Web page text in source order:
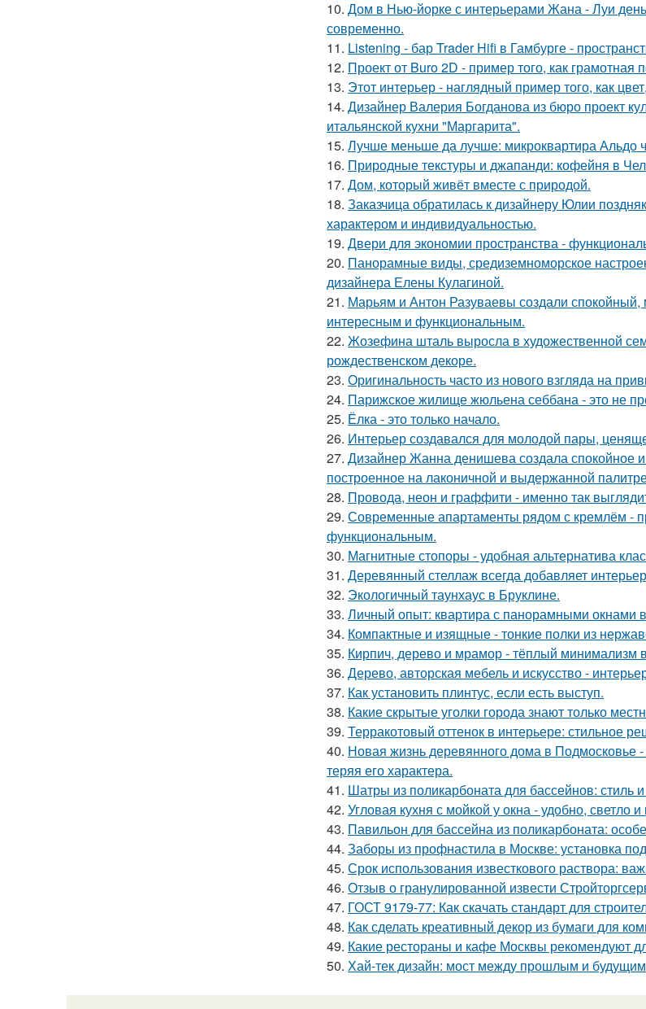
10. Дом в Нью-йорке с интерьерами Жана - Луи
современно.
11. Listening - бар Trader Hifi в Гамбурге -
12. Проект от Buro 2D - пример того, как
13. Этот интерьер - наглядный пример того, как
14. Дизайнер Валерия Богданова из бюро проект
итальянской кухни "Маргарита".
15. Лучше меньше да лучше: микроквартира Альдо
16. Природные текстуры и джапанди: кофейня в
17. Дом, который живёт вместе с природой.
18. Заказчица обратилась к дизайнеру Юлии
характером и индивидуальностью.
19. Двери для экономии пространства -
20. Панорамные виды, средиземноморское
дизайнера Елены Кулагиной.
21. Марьям и Антон Разуваевы создали спокойный,
интересным и функциональным.
22. Жозефина шталь выросла в художественной
рождественском декоре.
23. Оригинальность часто из нового взгляда на
24. Парижское жилище жюльена себбана - это не
25. Ёлка - это только начало.
26. Интерьер создавался для молодой пары,
27. Дизайнер Жанна денишева создала спокойное
построенное на лаконичной и выдержанной
28. Провода, неон и граффити - именно так
29. Современные апартаменты рядом с кремлём -
функциональным.
30. Магнитные стопоры - удобная альтернатива
31. Деревянный стеллаж всегда добавляет
32. Экологичный таунхаус в Бруклине.
33. Личный опыт: квартира с панорамными окнами
34. Компактные и изящные - тонкие полки из
35. Кирпич, дерево и мрамор - тёплый минимализм
36. Дерево, авторская мебель и искусство -
37. Как установить плинтус, если есть выступ.
38. Какие скрытые уголки города знают только
39. Терракотовый оттенок в интерьере: стильное
40. Новая жизнь деревянного дома в Подмосковье
теряя его характера.
41. Шатры из поликарбоната для бассейнов: стиль
42. Угловая кухня с мойкой у окна - удобно, светло и
43. Павильон для бассейна из поликарбоната:
44. Заборы из профнастила в Москве: установка
45. Срок использования известкового раствора:
46. Отзыв о гранулированной извести
47. ГОСТ 9179-77: Как скачать стандарт для
48. Как сделать креативный декор из бумаги для
49. Какие рестораны и кафе Москвы рекомендуют
50. Хай-тек дизайн: мост между прошлым и будущим